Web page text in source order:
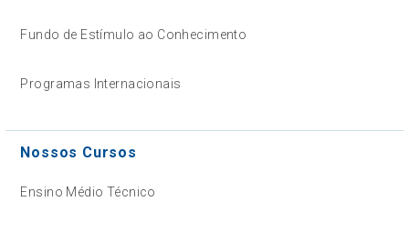
Fundo de Estímulo ao Conhecimento
Programas Internacionais
Nossos Cursos
Ensino Médio Técnico